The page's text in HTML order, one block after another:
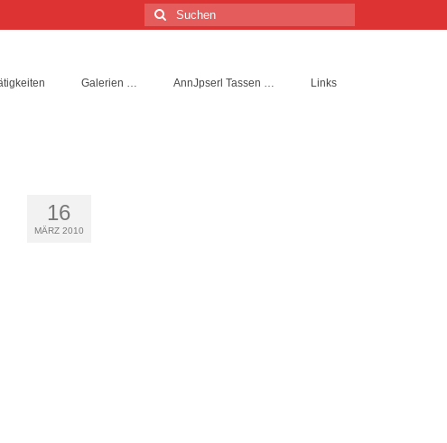
Suchen
nach:
Galerien … AnnJpserl Tassen … Links
16
MÄRZ 2010